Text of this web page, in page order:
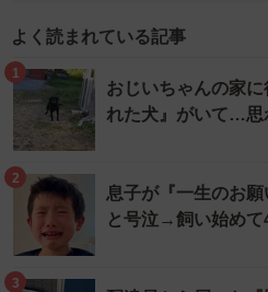
よく読まれている記事
1
おじいちゃんの家
れた犬』がいて…
2
息子が『一生のお願
と号泣→飼い始め
3